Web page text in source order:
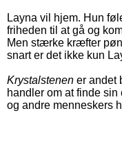
Layna vil hjem. Hun
friheden til at gå og
Men stærke kræfter
snart er det ikke kun
Krystalstenen er andet
handler om at finde
og andre menneskers